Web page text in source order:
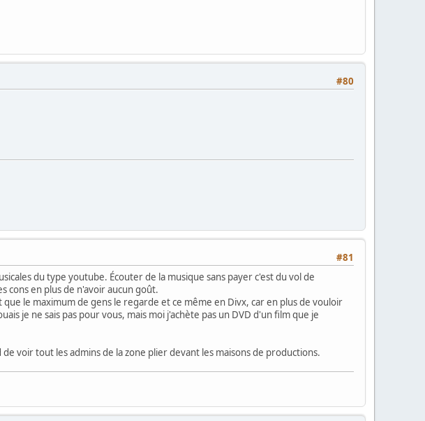
#80
#81
du type youtube. Écouter de la musique sans payer c'est du vol de
cons en plus de n'avoir aucun goût.
le maximum de gens le regarde et ce même en Divx, car en plus de vouloir
je ne sais pas pour vous, mais moi j'achète pas un DVD d'un film que je
voir tout les admins de la zone plier devant les maisons de productions.